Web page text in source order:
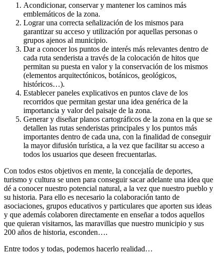
Acondicionar, conservar y mantener los caminos más
emblemáticos de la zona.
Lograr una correcta señalización de los mismos para
garantizar su acceso y utilización por aquellas personas o
grupos ajenos al municipio.
Dar a conocer los puntos de interés más relevantes dentro de
cada ruta senderista a través de la colocación de hitos que
permitan su puesta en valor y la conservación de los mismos
(elementos arquitectónicos, botánicos, geológicos,
históricos…).
Establecer paneles explicativos en puntos clave de los
recorridos que permitan gestar una idea genérica de la
importancia y valor del paisaje de la zona.
Generar y diseñar planos cartográficos de la zona en la que se
detallen las rutas senderistas principales y los puntos más
importantes dentro de cada una, con la finalidad de conseguir
la mayor difusión turística, a la vez que facilitar su acceso a
todos los usuarios que deseen frecuentarlas.
Con todos estos objetivos en mente, la concejalía de deportes,
turismo y cultura se unen para conseguir sacar adelante una idea que
dé a conocer nuestro potencial natural, a la vez que nuestro pueblo y
su historia. Para ello es necesario la colaboración tanto de
asociaciones, grupos educativos y particulares que aporten sus ideas
y que además colaboren directamente en enseñar a todos aquellos
que quieran visitarnos, las maravillas que nuestro municipio y sus
200 años de historia, esconden….
Entre todos y todas, podemos hacerlo realidad…